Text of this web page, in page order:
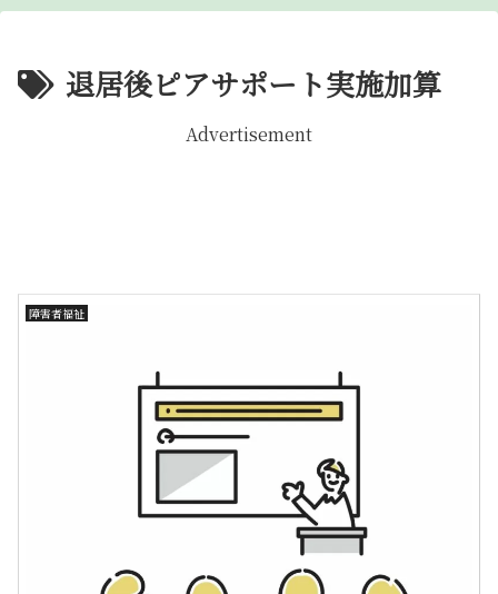
退居後ピアサポート実施加算
Advertisement
障害者福祉